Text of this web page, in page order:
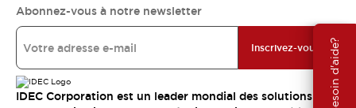
Besoin d'aide?
Abonnez-vous à notre newsletter
Inscrivez-vous
IDEC Corporation est un leader mondial des solutions